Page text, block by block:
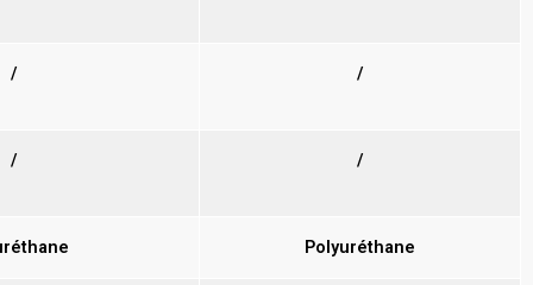
/ /
/ /
Polyuréthane